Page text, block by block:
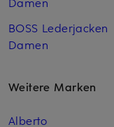
BOSS Lederjacken
Damen
Weitere Marken
Alberto